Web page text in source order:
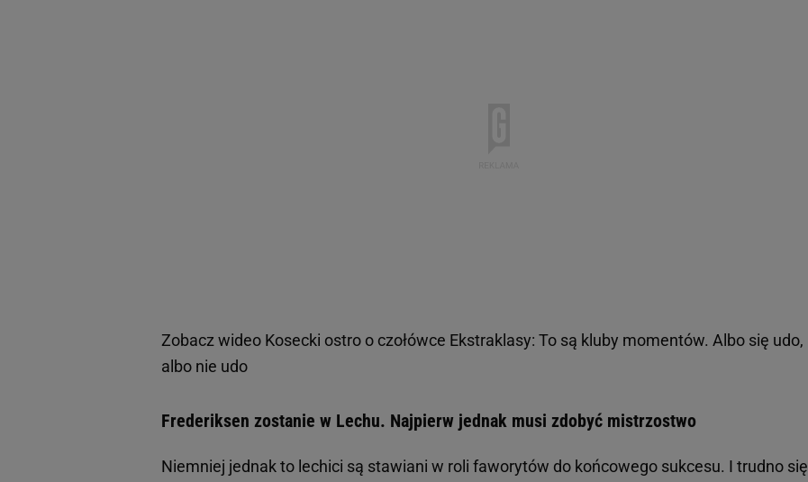
Zobacz wideo Kosecki ostro o czołówce Ekstraklasy: To są kluby momentów. Albo się udo,
albo nie udo
Frederiksen zostanie w Lechu. Najpierw jednak musi zdobyć mistrzostwo
Niemniej jednak to lechici są stawiani w roli faworytów do końcowego sukcesu. I trudno się